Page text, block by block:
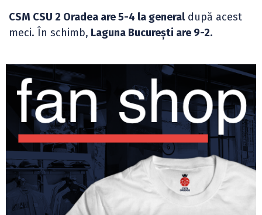
CSM CSU 2 Oradea are 5-4 la generaldupă acest
meci. În schimb, Laguna București are 9-2.